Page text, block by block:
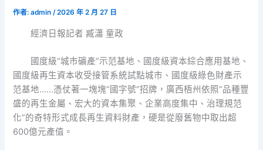
作者:admin/2026 年 2 月 27 日
經濟日報記者 臧瀟 童政
國度級“城市礦產”示范基地、國度級資本綜合應用基地、
國度級再生資本收受接管系統試點城市、國度級綠色財產示
范基地……憑仗著一塊塊“國字號”招牌，廣西梧州依照“品種豐
盛的再生金屬、宏大的資本集聚、企業高度集中、治理規范
化”的奇特形式成長再生資料財產，硬是從廢舊物中取出超
600億元產值。